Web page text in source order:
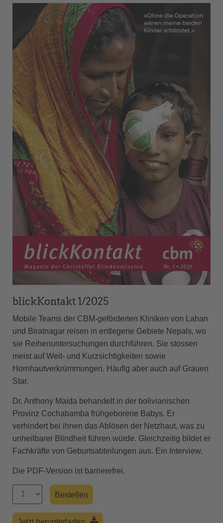
blickKontakt 1/2025
Mobile Teams der CBM-geförderten Kliniken von Lahan
und Biratnagar reisen in entlegene Gebiete Nepals, wo
sie Reihenuntersuchungen durchführen. Sie stossen
meist auf Weit- und Kurzsichtigkeiten sowie
Hornhautverkrümmungen. Häufig aber auch auf Grauen
Star.
Dr. Anthony Maida behandelt in der bolivianischen
Provinz Cochabamba frühgeborene Babys. Er
verhindert bei ihnen das Ablösen der Netzhaut, was zu
unheilbarer Blindheit führen würde. Gleichzeitig bildet er
Fachkräfte von Geburtsabteilungen aus. Ein Interview.
Die PDF-Version ist barrierefrei.